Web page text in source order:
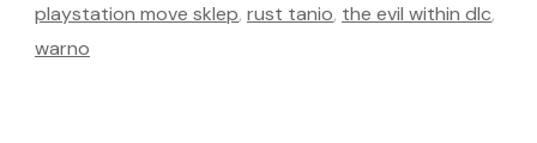
playstation move sklep, rust tanio, the evil within dlc,
warno